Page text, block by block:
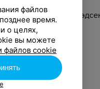
Люси Лью, Майкл
файлов
время.
о целях,
вы можете
файлов cookie